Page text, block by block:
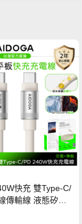
快充 雙Type-C/
傳輸線 液態矽膠